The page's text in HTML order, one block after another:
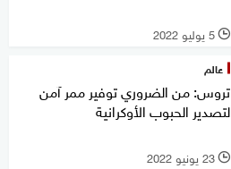
l 5 يوليو 2022
عالم
تروس: من الضروري توفير ممر آمن
لتصدير الحبوب الأوكرانية
l 23 يونيو 2022